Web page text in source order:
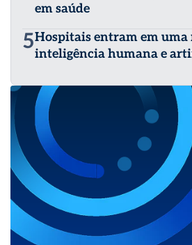
em saúde
5Hospitais entram em uma
inteligência humana e